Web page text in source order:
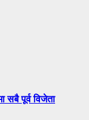
सबै पूर्व विजेता